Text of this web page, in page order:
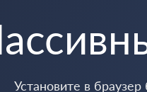
Установите в